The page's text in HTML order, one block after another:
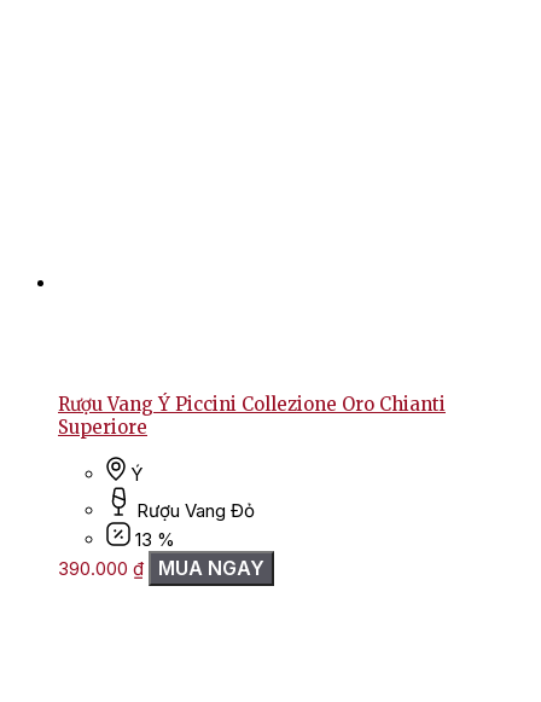
Rượu Vang Ý Piccini Collezione Oro Chianti
Superiore
Ý
Rượu Vang Đỏ
13 %
390.000 ₫ MUA NGAY